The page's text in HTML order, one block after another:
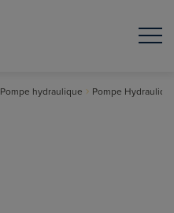
Pompe hydraulique Pompe